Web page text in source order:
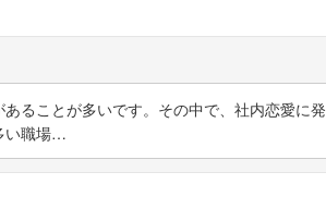
こちらの企業もフォローしませんか？
ることが多いです。その中で、社内恋愛に発
い職場…